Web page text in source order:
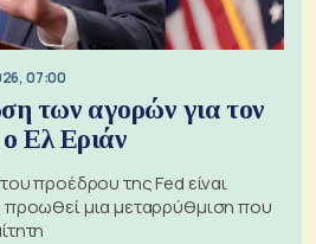
07:00
των αγορών για τον
ο Ελ Εριάν
προέδρου της Fed είναι
προωθεί μια μεταρρύθμιση που